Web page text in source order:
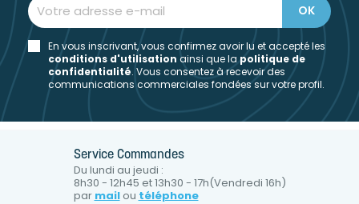
En vous inscrivant, vous confirmez avoir lu et accepté les
conditions d'utilisation ainsi que lapolitique de
confidentialité. Vous consentez à recevoir des
communications commerciales fondées sur votre profil.
Service Commandes
Du lundi au jeudi :
8h30 - 12h45 et 13h30 - 17h(Vendredi 16h)
par mailou téléphone